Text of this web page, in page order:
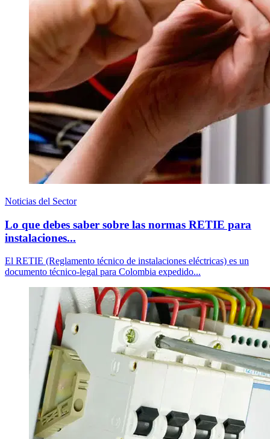
Noticias del Sector
Lo que debes saber sobre las normas RETIE para
instalaciones...
El RETIE (Reglamento técnico de instalaciones eléctricas) es un
documento técnico-legal para Colombia expedido...